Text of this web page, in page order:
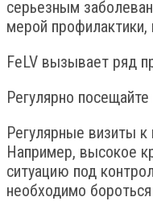
серьезным
мерой профилактики,
FeLV вызывает ряд
Регулярно
Регулярные визиты к
Например, высокое
ситуацию под
необходимо